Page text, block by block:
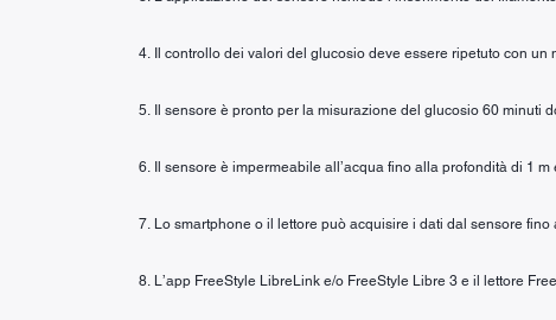
4. Il controllo dei valori del glucosio deve essere ripetuto con
5. Il sensore è pronto per la misurazione del glucosio 60 minuti
6. Il sensore è impermeabile all’acqua fino alla profondità di 1 m
7. Lo smartphone o il lettore può acquisire i dati dal sensore fino
8. L’app FreeStyle LibreLink e/o FreeStyle Libre 3 e il lettore